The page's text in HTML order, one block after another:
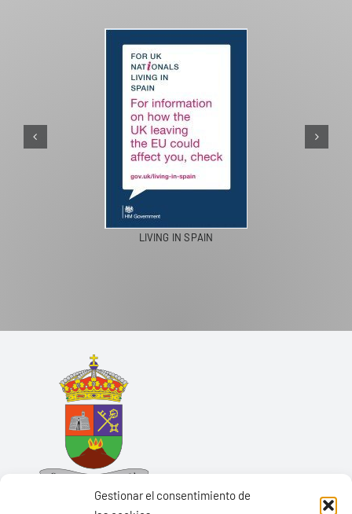
Gestionar el consentimiento de
LIVING IN SPAIN